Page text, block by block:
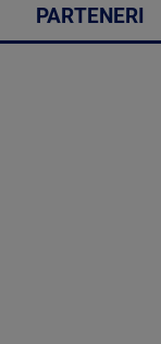
PARTENERI